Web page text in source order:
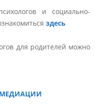
и социально-
здесь
для родителей можно